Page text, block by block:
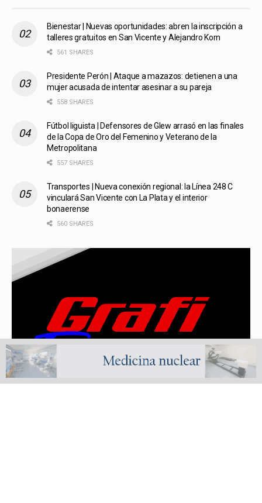
Bienestar | Nuevas oportunidades: abren la inscripción a
talleres gratuitos en San Vicente y Alejandro Korn
561 SHARES
Presidente Perón | Ataque a mazazos: detienen a una
mujer acusada de intentar asesinar a su pareja
558 SHARES
Fútbol liguista | Defensores de Glew arrasó en las finales
de la Copa de Oro del Femenino y Veterano de la
Metropolitana
557 SHARES
Transportes | Nueva conexión regional: la Línea 248 C
vinculará San Vicente con La Plata y el interior
bonaerense
560 SHARES